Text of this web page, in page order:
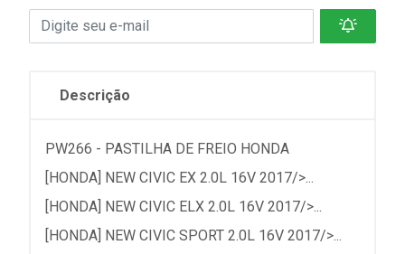
Descrição
PW266 - PASTILHA DE FREIO HONDA
[HONDA] NEW CIVIC EX 2.0L 16V 2017/>...
[HONDA] NEW CIVIC ELX 2.0L 16V 2017/>...
[HONDA] NEW CIVIC SPORT 2.0L 16V 2017/>...